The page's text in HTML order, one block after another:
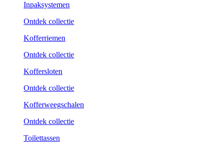
Inpaksystemen
Ontdek collectie
Kofferriemen
Ontdek collectie
Koffersloten
Ontdek collectie
Kofferweegschalen
Ontdek collectie
Toilettassen